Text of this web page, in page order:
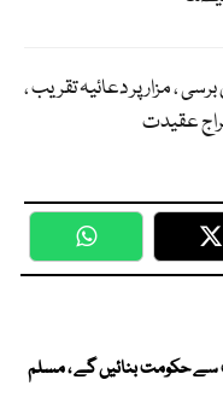
شہید کی 68 ویں برسی ، مزار پر دعائیہ تقریب ،
عقیدت
WhatsApp
سے حکومت بنائیں گے ، مسلم